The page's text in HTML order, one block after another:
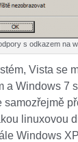
s odkazem na
Vista se
a Windows 7
samozřejmě
linuxovou
Windows